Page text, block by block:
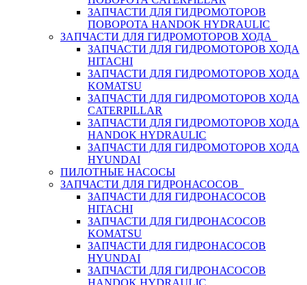
ЗАПЧАСТИ ДЛЯ ГИДРОМОТОРОВ
ПОВОРОТА HANDOK HYDRAULIC
ЗАПЧАСТИ ДЛЯ ГИДРОМОТОРОВ ХОДА
ЗАПЧАСТИ ДЛЯ ГИДРОМОТОРОВ ХОДА
HITACHI
ЗАПЧАСТИ ДЛЯ ГИДРОМОТОРОВ ХОДА
KOMATSU
ЗАПЧАСТИ ДЛЯ ГИДРОМОТОРОВ ХОДА
CATERPILLAR
ЗАПЧАСТИ ДЛЯ ГИДРОМОТОРОВ ХОДА
HANDOK HYDRAULIC
ЗАПЧАСТИ ДЛЯ ГИДРОМОТОРОВ ХОДА
HYUNDAI
ПИЛОТНЫЕ НАСОСЫ
ЗАПЧАСТИ ДЛЯ ГИДРОНАСОСОВ
ЗАПЧАСТИ ДЛЯ ГИДРОНАСОСОВ
HITACHI
ЗАПЧАСТИ ДЛЯ ГИДРОНАСОСОВ
KOMATSU
ЗАПЧАСТИ ДЛЯ ГИДРОНАСОСОВ
HYUNDAI
ЗАПЧАСТИ ДЛЯ ГИДРОНАСОСОВ
HANDOK HYDRAULIC